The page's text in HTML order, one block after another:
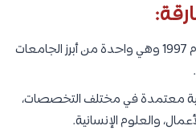
تأسست جامعة الشارقة عام 1997 وهي واحدة من أبرز الجامعات
معتمدة في مختلف التخصصات،
والعلوم الإنسانية.